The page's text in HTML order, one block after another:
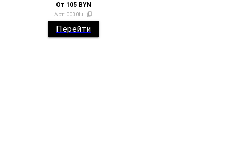
От 105 BYN
Арт: 0030fu
Перейти